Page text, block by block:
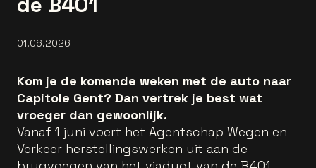
01.06.2026
Kom je de komende weken met de auto naar
Capitole Gent? Dan vertrek je best wat
vroeger dan gewoonlijk.
Vanaf 1 juni voert het Agentschap Wegen en
Verkeer herstellingswerken uit aan de